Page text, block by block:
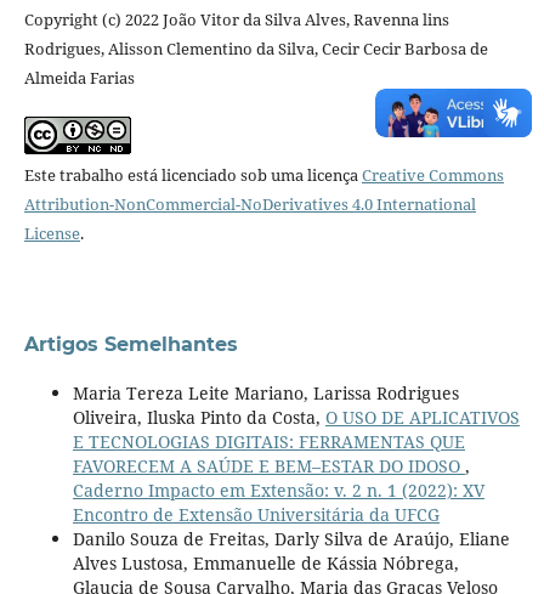
Copyright (c) 2022 João Vitor da Silva Alves, Ravenna lins
Rodrigues, Alisson Clementino da Silva, Cecir Cecir Barbosa de
Almeida Farias
Este trabalho está licenciado sob uma licençaCreative Commons
Attribution-NonCommercial-NoDerivatives 4.0 International
License.
Artigos Semelhantes
Maria Tereza Leite Mariano, Larissa Rodrigues
Oliveira, Iluska Pinto da Costa, O USO DE APLICATIVOS
E TECNOLOGIAS DIGITAIS: FERRAMENTAS QUE
FAVORECEM A SAÚDE E BEM–ESTAR DO IDOSO ,
Caderno Impacto em Extensão: v. 2 n. 1 (2022): XV
Encontro de Extensão Universitária da UFCG
Danilo Souza de Freitas, Darly Silva de Araújo, Eliane
Alves Lustosa, Emmanuelle de Kássia Nóbrega,
Glaucia de Sousa Carvalho, Maria das Graças Veloso